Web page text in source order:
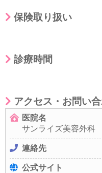
保険取り扱い
診療時間
アクセス・お問い
医院名
サンライズ美容外科
連絡先
公式サイト